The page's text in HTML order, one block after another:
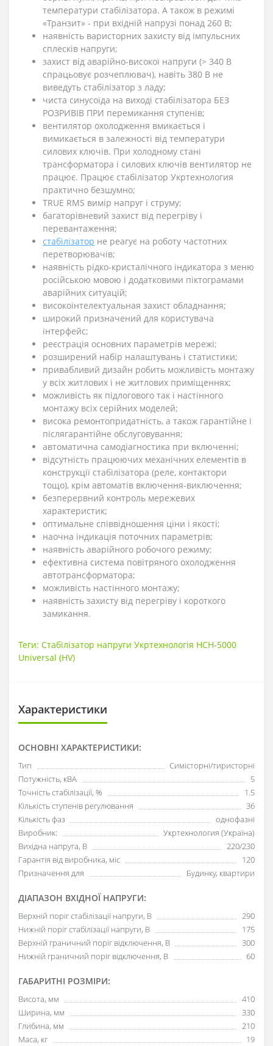
температури стабілізатора. А також в режимі
«Транзит» - при вхідній напрузі понад 260 В;
наявність варисторних захисту від імпульсних
сплесків напруги;
захист від аварійно-високої напруги (> 340 В
спрацьовує розчеплювач), навіть 380 В не
виведуть стабілізатор з ладу;
чиста синусоїда на виході стабілізатора БЕЗ
РОЗРИВІВ ПРИ перемикання ступенів;
вентилятор охолодження вмикається і
вимикається в залежності від температури
силових ключів. При холодному стані
трансформатора і силових ключів вентилятор не
працює. Працює стабілізатор Укртехнология
практично безшумно;
TRUE RMS вимір напруг і струму;
багаторівневий захист від перегріву і
перевантаження;
стабілізатор не реагує на роботу частотних
перетворювачів;
наявність рідко-кристалічного індикатора з меню
російською мовою і додатковими піктограмами
аварійних ситуацій;
високоінтелектуальная захист обладнання;
широкий призначений для користувача
інтерфейс;
реєстрація основних параметрів мережі;
розширений набір налаштувань і статистики;
привабливий дизайн робить можливість монтажу
у всіх житлових і не житлових приміщеннях;
можливість як підлогового так і настінного
монтажу всіх серійних моделей;
висока ремонтопридатність, а також гарантійне і
післягарантійне обслуговування;
автоматична самодіагностика при включенні;
відсутність працюючих механічних елементів в
конструкції стабілізатора (реле, контактори
тощо), крім автоматів включення-виключення;
безперервний контроль мережевих
характеристик;
оптимальне співвідношення ціни і якості;
наочна індикація поточних параметрів;
наявність аварійного робочого режиму;
ефективна система повітряного охолодження
автотрансформатора;
можливість настінного монтажу;
наявність захисту від перегріву і короткого
замикання.
Теги: Стабілізатор напруги Укртехнологія НСН-5000
Universal (HV)
Характеристики
ОСНОВНІ ХАРАКТЕРИСТИКИ:
Тип
Симісторні/тиристорні
Потужність, кВА
5
Точність стабілізації, %
1.5
Кількість ступенів регулювання
36
Кількість фаз
однофазні
Виробник:
Укртехнология (Україна)
Вихідна напруга, В
220/230
Гарантія від виробника, міс
120
Призначення для
Будинку, квартири
ДІАПАЗОН ВХІДНОЇ НАПРУГИ:
Верхній поріг стабілізації напруги, В
290
Нижній поріг стабілізації напруги, В
175
Верхній граничний поріг відключення, В
300
Нижній граничний поріг відключення, В
60
ГАБАРИТНІ РОЗМІРИ:
Висота, мм
410
Ширина, мм
330
Глибина, мм
210
Маса, кг
19